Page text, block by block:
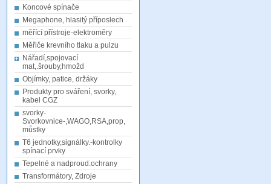
Koncové spínače
Megaphone, hlasitý příposlech
měřící přístroje-elektroměry
Měřiče krevního tlaku a pulzu
Nářadí,spojovací
mat,.šrouby,hmožd
Objímky, patice, držáky
Produkty pro sváření, svorky,
kabel CGZ
svorky-
Svorkovnice-,WAGO,RSA,prop,
můstky
T6 jednotky,signálky.-kontrolky
spínací prvky
Tepelné a nadproud.ochrany
Transformátory, Zdroje